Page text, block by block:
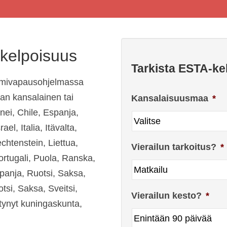
kansalainen tai
Chile, Espanja,
Italia, Itävalta,
Liettua,
Puola, Ranska,
Ruotsi, Saksa,
Saksa, Sveitsi,
kuningaskunta,
Tarkista ESTA-
Kansalaisuusmaa *
Vierailun tarkoitus? *
Vierailun kesto? *